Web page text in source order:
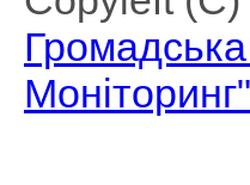
Моніторинг"